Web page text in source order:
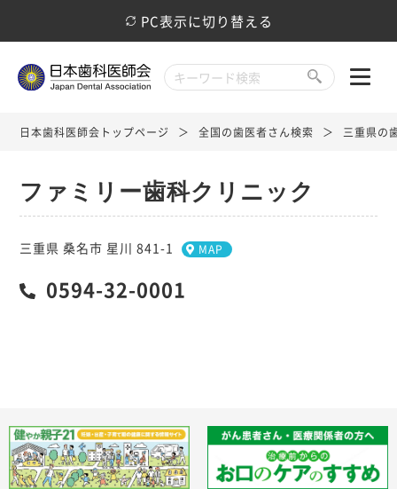
PC表示に切り替える
日本歯科医師会トップページ 全国の歯医者さん検索 三重県の
ファミリー歯科クリニック
三重県 桑名市 星川 841-1 MAP
0594-32-0001